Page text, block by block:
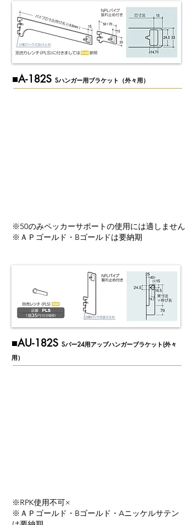
■A-182S Sハンガー用ブラケット（外々用）
※50のみペッカーサポートの使用には適しません
※ＡＰゴールド・Bゴールドは要納期
■AU-182S Sバー24用アップハンガーブラケット(外々
用）
※RPK使用不可×
※ＡＰゴールド・Bゴールド・Aニッケルサテン